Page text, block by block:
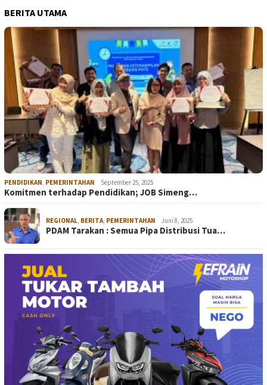
BERITA UTAMA
PENDIDIKAN, PEMERINTAHAN September 25, 2025
Komitmen terhadap Pendidikan; JOB Simeng…
REGIONAL, BERITA, PEMERINTAHAN Juni 8, 2025
PDAM Tarakan : Semua Pipa Distribusi Tua…